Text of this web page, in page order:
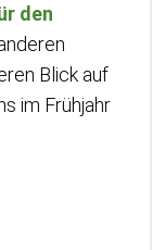
den
Blick auf
im Frühjahr